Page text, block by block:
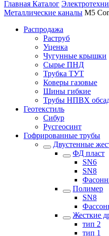
Главная Каталог
Металлические каналы M5
Распродажа
Раструб
Уценка
Чугунные крышки
Сырье ПНД
Трубка ТУТ
Коверы газовые
Шины гибкие
Трубы НПВХ
Геотекстиль
Сибур
Русгеосинт
Гофрированные трубы
Двустенные
ФД пласт
SN6
SN8
Полимер
SN8
Жесткие
тип 2
тип 1